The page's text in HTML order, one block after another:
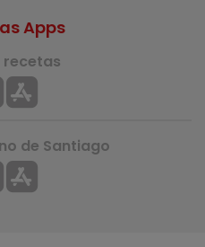
Apps
recetas
de Santiago